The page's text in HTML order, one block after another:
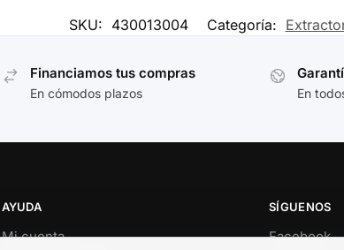
SKU: 430013004 Categoría:
Financiamos tus compras
En cómodos plazos En
AYUDA
Mi cuenta
SÍGUENOS
Facebook